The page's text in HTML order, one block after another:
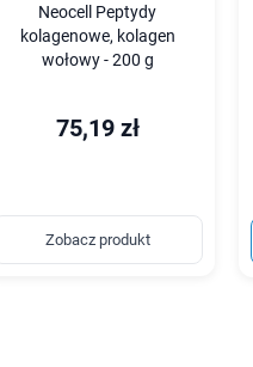
Neocell Peptydy
kolagenowe, kolagen
wołowy - 200 g
75,19 zł
Zobacz produkt